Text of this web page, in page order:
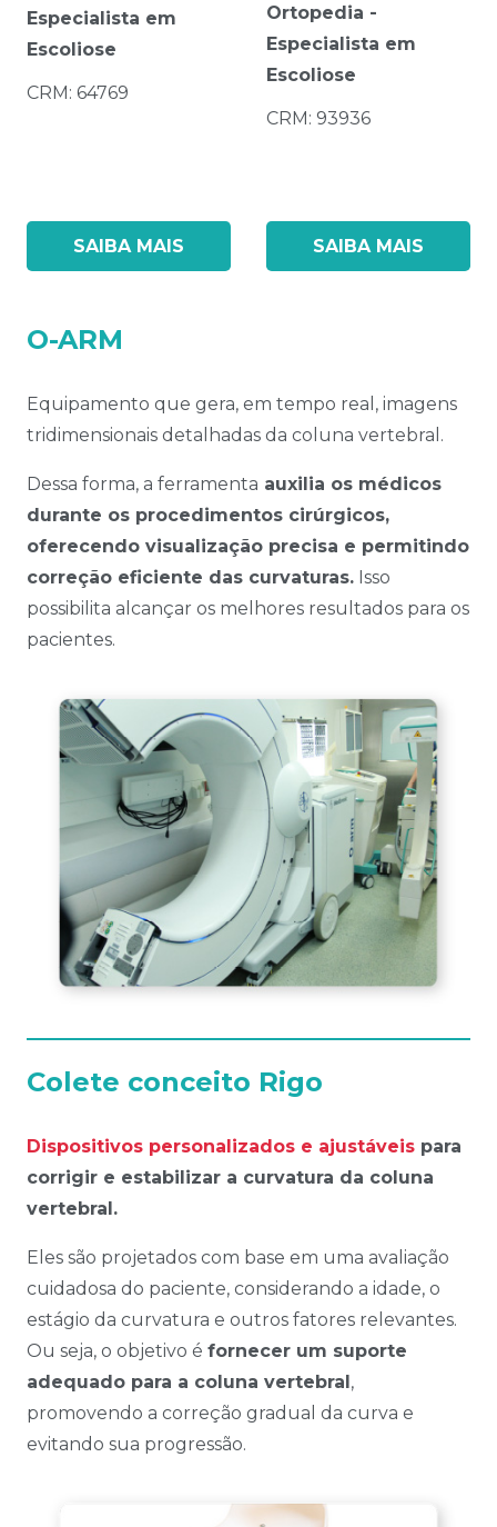
Especialista em
Escoliose
CRM: 64769
SAIBA MAIS
Ortopedia -
Especialista em
Escoliose
CRM: 93936
SAIBA MAIS
O-ARM
Equipamento que gera, em tempo real, imagens
tridimensionais detalhadas da coluna vertebral.
Dessa forma, a ferramenta auxilia os médicos
durante os procedimentos cirúrgicos,
oferecendo visualização precisa e permitindo
correção eficiente das curvaturas. Isso
possibilita alcançar os melhores resultados para os
pacientes.
Colete conceito Rigo
Dispositivos personalizados e ajustáveis para
corrigir e estabilizar a curvatura da coluna
vertebral.
Eles são projetados com base em uma avaliação
cuidadosa do paciente, considerando a idade, o
estágio da curvatura e outros fatores relevantes.
Ou seja, o objetivo é fornecer um suporte
adequado para a coluna vertebral,
promovendo a correção gradual da curva e
evitando sua progressão.